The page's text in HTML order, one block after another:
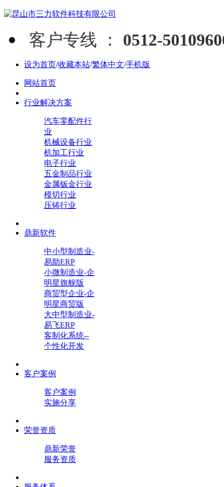
客户专线 ： 0512-
设为首页/收藏本站/繁体中文/手机版
网站首页
行业解决方案
汽车零配件行
业
机械设备行业
机加工行业
电子行业
五金制品行业
金属钣金行业
模切行业
压铸行业
鼎新软件
中小型制造业-
易助ERP
小微制造业-企
明星旗舰版
商贸型企业-企
明星商贸版
大中型制造业-
易飞ERP
客制化系统--
个性化开发
客户案例
客户案例
实施分享
荣誉资质
鼎新荣誉
服务资质